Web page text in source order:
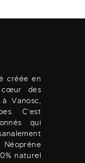
créée en
des
Vanosc,
C’est
qui
naturel